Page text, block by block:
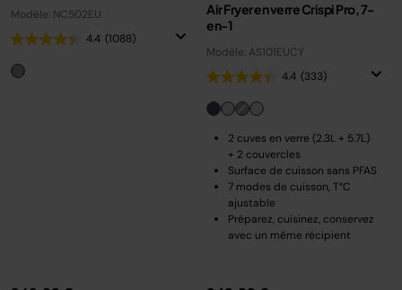
Modèle: NC502EU
4.4 (1088)
Air Fryer en verre Crispi Pro, 7-
en-1
Modèle: AS101EUCY
4.4 (333)
2 cuves en verre (2.3L + 5.7L)
+ 2 couvercles
Surface de cuisson sans PFAS
7 modes de cuisson, T°C
ajustable
Préparez, cuisinez, conservez
avec un même récipient